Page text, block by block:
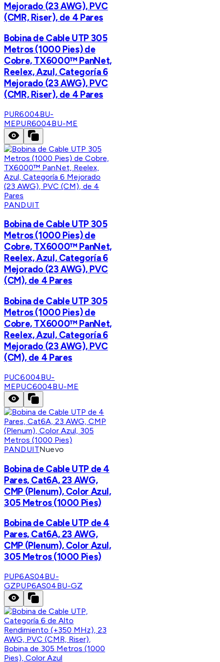
Mejorado (23 AWG), PVC
(CMR, Riser), de 4 Pares
Bobina de Cable UTP 305
Metros (1000 Pies) de
Cobre, TX6000™ PanNet,
Reelex, Azul, Categoría 6
Mejorado (23 AWG), PVC
(CMR, Riser), de 4 Pares
PUR6004BU-
MEPUR6004BU-ME
PANDUIT
Bobina de Cable UTP 305
Metros (1000 Pies) de
Cobre, TX6000™ PanNet,
Reelex, Azul, Categoría 6
Mejorado (23 AWG), PVC
(CM), de 4 Pares
Bobina de Cable UTP 305
Metros (1000 Pies) de
Cobre, TX6000™ PanNet,
Reelex, Azul, Categoría 6
Mejorado (23 AWG), PVC
(CM), de 4 Pares
PUC6004BU-
MEPUC6004BU-ME
PANDUITNuevo
Bobina de Cable UTP de 4
Pares, Cat6A, 23 AWG,
CMP (Plenum), Color Azul,
305 Metros (1000 Pies)
Bobina de Cable UTP de 4
Pares, Cat6A, 23 AWG,
CMP (Plenum), Color Azul,
305 Metros (1000 Pies)
PUP6AS04BU-
GZPUP6AS04BU-GZ